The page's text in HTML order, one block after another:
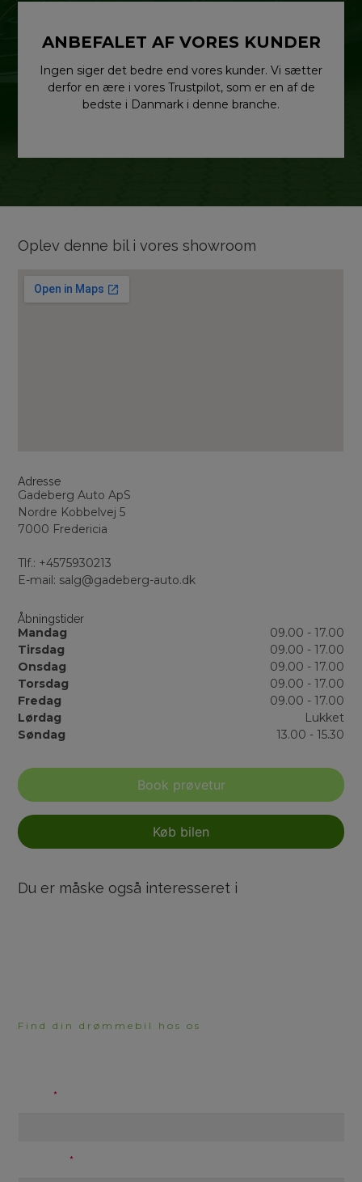
ANBEFALET AF VORES KUNDER
Ingen siger det bedre end vores kunder. Vi sætter
derfor en ære i vores Trustpilot, som er en af de
bedste i Danmark i denne branche.
Oplev denne bil i vores showroom
Adresse
Gadeberg Auto ApS
Nordre Kobbelvej 5
7000 Fredericia
Tlf.: +4575930213
E-mail: salg@gadeberg-auto.dk
Åbningstider
Mandag
09.00 - 17.00
Tirsdag
09.00 - 17.00
Onsdag
09.00 - 17.00
Torsdag
09.00 - 17.00
Fredag
09.00 - 17.00
Lørdag
Lukket
Søndag
13.00 - 15.30
Book prøvetur
Køb bilen
Du er måske også interesseret i
Find din drømmebil hos os